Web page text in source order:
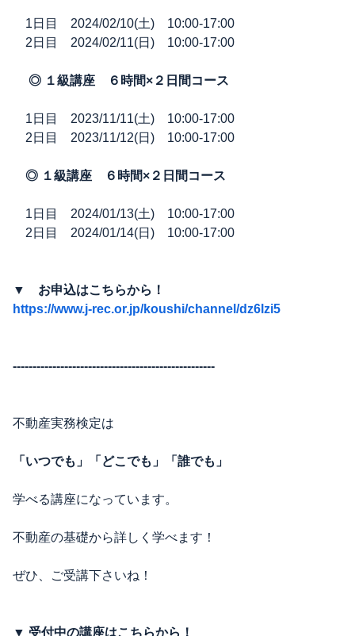
1日目 2024/02/10(土) 10:00-17:00
2日目 2024/02/11(日) 10:00-17:00
◎ １級講座 ６時間×２日間コース
1日目 2023/11/11(土) 10:00-17:00
2日目 2023/11/12(日) 10:00-17:00
◎ １級講座 ６時間×２日間コース
1日目 2024/01/13(土) 10:00-17:00
2日目 2024/01/14(日) 10:00-17:00
▼ お申込はこちらから！
https://www.j-rec.or.jp/koushi/channel/dz6lzi5
---------------------------------------------------
不動産実務検定は
「いつでも」「どこでも」「誰でも」
学べる講座になっています。
不動産の基礎から詳しく学べます！
ぜひ、ご受講下さいね！
▼ 受付中の講座はこちらから！